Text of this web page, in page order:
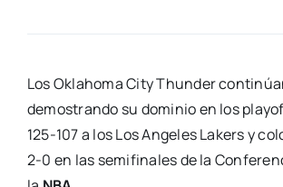
Los Oklahoma City Thunder
demostrando su dominio en los
125-107 a los Los Angeles Lakers y
2-0 en las semifinales de la